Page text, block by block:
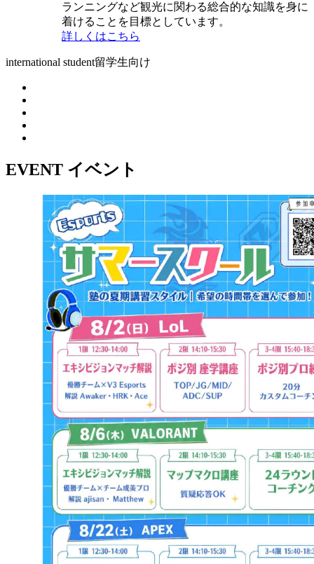
ランニングなど観光に関わる総合的な知識を身に
着けることを目標としています。
詳しくはこちら
international student留学生向け
EVENT イベント